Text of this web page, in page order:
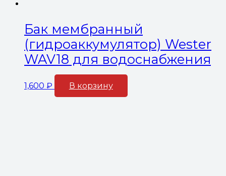
Бак мембранный
(гидроаккумулятор) Wester
WAV18 для водоснабжения
1,600 ₽ В корзину